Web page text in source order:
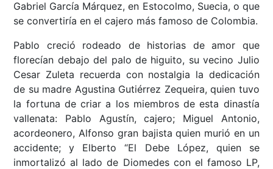
Gabriel García Márquez, en Estocolmo, Suecia, o que
se convertiría en el cajero más famoso de Colombia.
Pablo creció rodeado de historias de amor que
florecían debajo del palo de higuito, su vecino Julio
Cesar Zuleta recuerda con nostalgia la dedicación
de su madre Agustina Gutiérrez Zequeira, quien tuvo
la fortuna de criar a los miembros de esta dinastía
vallenata: Pablo Agustín, cajero; Miguel Antonio,
acordeonero, Alfonso gran bajista quien murió en un
accidente; y Elberto “El Debe López, quien se
inmortalizó al lado de Diomedes con el famoso LP,